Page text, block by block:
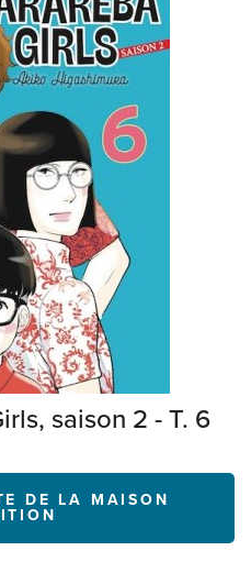
saison 2 - T. 6
DE LA MAISON